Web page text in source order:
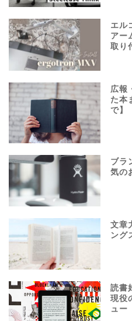
エル
アー
取り
広報
た本
で】
ブラ
気の
文章
ング
読書
現役
ュー